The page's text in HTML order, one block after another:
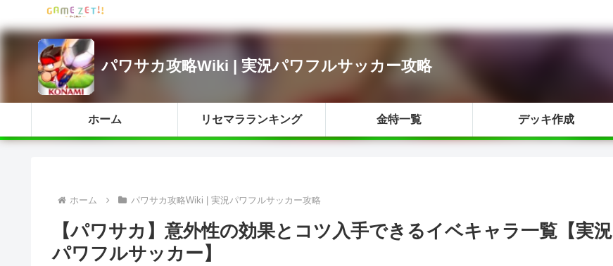
パワサカ攻略Wiki | 実況パワフルサッカー攻略
ホーム リセマラランキング 金特一覧 デッキ作成
ホーム パワサカ攻略Wiki | 実況パワフルサッカー攻略
【パワサカ】意外性の効果とコツ入手できるイベキャラ一覧【実況
パワフルサッカー】